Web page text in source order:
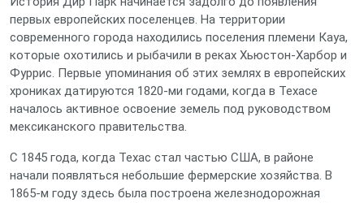
первых европейских поселенцев. На территории
современного города находились поселения племени Кауа,
которые охотились и рыбачили в реках Хьюстон-Харбор и
Фуррис. Первые упоминания об этих землях в европейских
хрониках датируются 1820‑ми годами, когда в Техасе
началось активное освоение земель под руководством
мексиканского правительства.
С 1845 года, когда Техас стал частью США, в районе
начали появляться небольшие фермерские хозяйства. В
1865‑м году здесь была построена железнодорожная